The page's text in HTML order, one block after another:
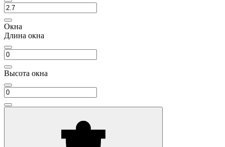
Окна
Длина окна
Высота окна